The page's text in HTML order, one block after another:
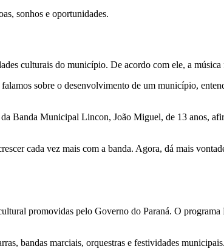
sonhos e oportunidades.
culturais do município. De acordo com ele, a música
sobre o desenvolvimento de um município,
Banda Municipal Lincon, João Miguel, de 13 anos,
cada vez mais com a banda. Agora, dá mais
promovidas pelo Governo do Paraná. O
bandas marciais, orquestras e festividades municipais.